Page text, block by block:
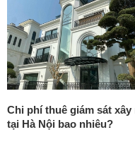
Chi phí thuê giám sát xây
tại Hà Nội bao nhiêu?